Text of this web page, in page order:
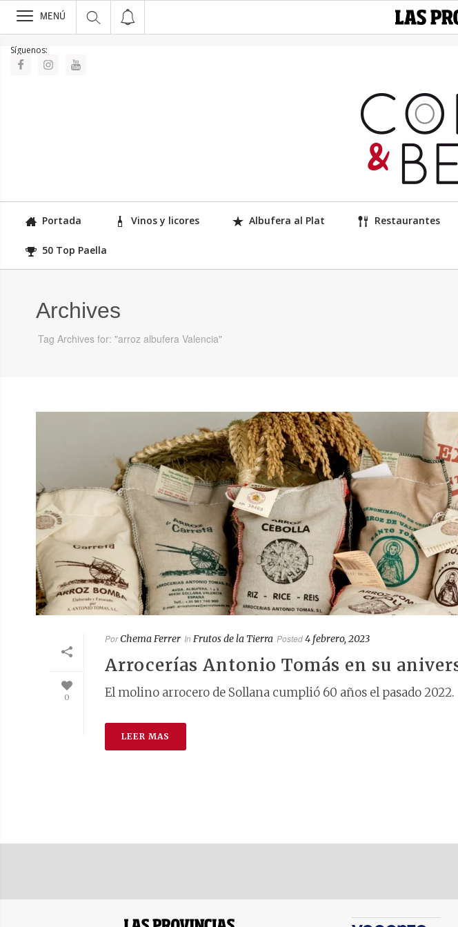
>
MENÚ
Síguenos:
Portada Vinos y licores Albufera al Plat Restaurantes
50 Top Paella
Archives
Tag Archives for: "arroz albufera Valencia"
0
PorChema Ferrer In Frutos de la Tierra Posted4 febrero, 2023
Arrocerías Antonio Tomás en su
El molino arrocero de Sollana cumplió 60 años el pasado 2022.
LEER MAS